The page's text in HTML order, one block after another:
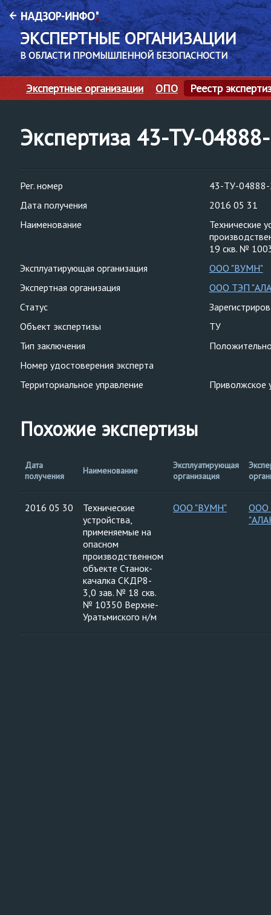
ЭКСПЕРТНЫЕ ОРГАНИЗАЦИИ
В ОБЛАСТИ ПРОМЫШЛЕННОЙ БЕЗОПАСНОСТИ
Экспертные организации ОПО Реестр
Экспертиза 43-ТУ-
Рег. номер
43-ТУ-
Дата получения
2016 05 31
Наименование
Технические
19 скв. №
Эксплуатирующая организация
ООО "ВУМН"
Экспертная организация
ООО ТЭП
Статус
Объект экспертизы
ТУ
Тип заключения
Номер удостоверения эксперта
Территориальное управление
Приволжское
Похожие экспертизы
Дата
получения
Наименование
Эксплуатирующая
организация
2016 05 30
Технические
устройства,
применяемые на
опасном
производственном
объекте Станок-
качалка СКДР8-
3,0 зав. № 18 скв.
№ 10350 Верхне-
Уратьмиского н/м
ООО "ВУМН"
ООО